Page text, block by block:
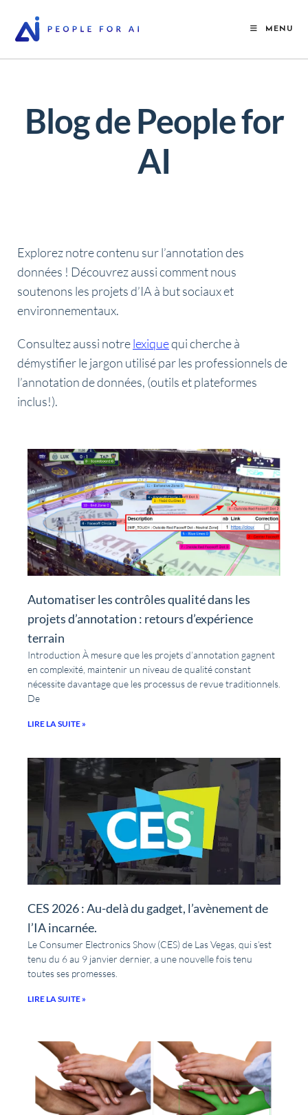
MENU
Blog de People for
AI
Explorez notre contenu sur l’annotation des
données ! Découvrez aussi comment nous
soutenons les projets d’IA à but sociaux et
environnementaux.
Consultez aussi notrelexiquequi cherche à
démystifier le jargon utilisé par les professionnels de
l’annotation de données, (outils et plateformes
inclus!).
Automatiser les contrôles qualité dans les
projets d’annotation : retours d’expérience
terrain
Introduction À mesure que les projets d’annotation gagnent
en complexité, maintenir un niveau de qualité constant
nécessite davantage que les processus de revue traditionnels.
De
LIRE LA SUITE »
CES 2026 : Au-delà du gadget, l’avènement de
l’IA incarnée.
Le Consumer Electronics Show (CES) de Las Vegas, qui s’est
tenu du 6 au 9 janvier dernier, a une nouvelle fois tenu
toutes ses promesses.
LIRE LA SUITE »